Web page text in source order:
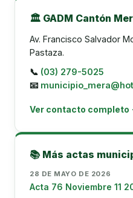
🏛️ GADM Cantón
Av. Francisco Salvador
Pastaza.
📞 (03) 279-5025
📧
Ver contacto completo
📚 Más actas
28 DE MAYO DE 2026
Acta 76 Noviembre 11